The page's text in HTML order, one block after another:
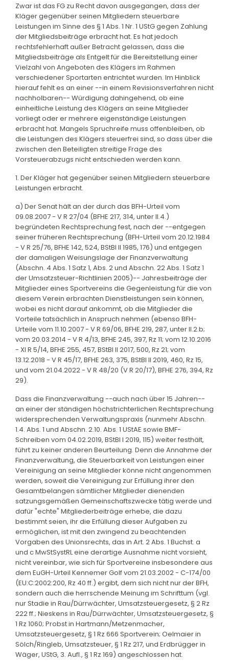
Zwar ist das FG zu Recht davon ausgegangen, dass der
Kläger gegenüber seinen Mitgliedern steuerbare
Leistungen im Sinne des § 1 Abs. 1 Nr. 1 UStG gegen Zahlung
der Mitgliedsbeiträge erbracht hat. Es hat jedoch
rechtsfehlerhaft außer Betracht gelassen, dass die
Mitgliedsbeiträge als Entgelt für die Bereitstellung einer
Vielzahl von Angeboten des Klägers im Rahmen
verschiedener Sportarten entrichtet wurden. Im Hinblick
hierauf fehlt es an einer --in einem Revisionsverfahren nicht
nachholbaren-- Würdigung dahingehend, ob eine
einheitliche Leistung des Klägers an seine Mitglieder
vorliegt oder er mehrere eigenständige Leistungen
erbracht hat. Mangels Spruchreife muss offenbleiben, ob
die Leistungen des Klägers steuerfrei sind, so dass über die
zwischen den Beteiligten streitige Frage des
Vorsteuerabzugs nicht entschieden werden kann.
1. Der Kläger hat gegenüber seinen Mitgliedern steuerbare
Leistungen erbracht.
a) Der Senat hält an der durch das BFH-Urteil vom
09.08.2007 - V R 27/04 (BFHE 217, 314, unter II.4.)
begründeten Rechtsprechung fest, nach der --entgegen
seiner früheren Rechtsprechung (BFH-Urteil vom 20.12.1984
- V R 25/76, BFHE 142, 524, BStBl II 1985, 176) und entgegen
der damaligen Weisungslage der Finanzverwaltung
(Abschn. 4 Abs. 1 Satz 1, Abs. 2 und Abschn. 22 Abs. 1 Satz 1
der Umsatzsteuer-Richtlinien 2005)-- Jahresbeiträge der
Mitglieder eines Sportvereins die Gegenleistung für die von
diesem Verein erbrachten Dienstleistungen sein können,
wobei es nicht darauf ankommt, ob die Mitglieder die
Vorteile tatsächlich in Anspruch nehmen (ebenso BFH-
Urteile vom 11.10.2007 - V R 69/06, BFHE 219, 287, unter II.2.b;
vom 20.03.2014 - V R 4/13, BFHE 245, 397, Rz 11; vom 12.10.2016
- XI R 5/14, BFHE 255, 457, BStBl II 2017, 500, Rz 21; vom
13.12.2018 - V R 45/17, BFHE 263, 375, BStBl II 2019, 460, Rz 15,
und vom 21.04.2022 - V R 48/20 (V R 20/17), BFHE 276, 394, Rz
29).
Dass die Finanzverwaltung --auch nach über 15 Jahren--
an einer der ständigen höchstrichterlichen Rechtsprechung
widersprechenden Verwaltungspraxis (nunmehr Abschn.
1.4. Abs. 1 und Abschn. 2.10. Abs. 1 UStAE sowie BMF-
Schreiben vom 04.02.2019, BStBl I 2019, 115) weiter festhält,
führt zu keiner anderen Beurteilung. Denn die Annahme der
Finanzverwaltung, die Steuerbarkeit von Leistungen einer
Vereinigung an seine Mitglieder könne nicht angenommen
werden, soweit die Vereinigung zur Erfüllung ihrer den
Gesamtbelangen sämtlicher Mitglieder dienenden
satzungsgemäßen Gemeinschaftszwecke tätig werde und
dafür "echte" Mitgliederbeiträge erhebe, die dazu
bestimmt seien, ihr die Erfüllung dieser Aufgaben zu
ermöglichen, ist mit den zwingend zu beachtenden
Vorgaben des Unionsrechts, das in Art. 2 Abs. 1 Buchst. a
und c MwStSystRL eine derartige Ausnahme nicht vorsieht,
nicht vereinbar, wie sich für Sportvereine insbesondere aus
dem EuGH-Urteil Kennemer Golf vom 21.03.2002 - C-174/00
(EU:C:2002:200, Rz 40 ff.) ergibt, dem sich nicht nur der BFH,
sondern auch die herrschende Meinung im Schrifttum (vgl.
nur Stadie in Rau/Dürrwächter, Umsatzsteuergesetz, § 2 Rz
222 ff.; Nieskens in Rau/Dürrwächter, Umsatzsteuergesetz, §
1 Rz 1060; Probst in Hartmann/Metzenmacher,
Umsatzsteuergesetz, § 1 Rz 666 Sportverein; Oelmaier in
Sölch/Ringleb, Umsatzsteuer, § 1 Rz 217, und Erdbrügger in
Wäger, UStG, 3. Aufl., § 1 Rz 169) angeschlossen hat.